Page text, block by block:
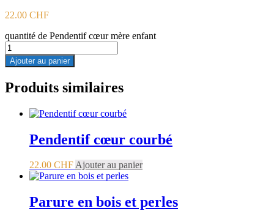
22.00 CHF
quantité de Pendentif cœur mère enfant
Ajouter au panier
Produits similaires
Pendentif cœur courbé
22.00 CHFAjouter au panier
Parure en bois et perles